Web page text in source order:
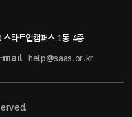
타트업캠퍼스 1동 4층
mail help@saas.or.kr